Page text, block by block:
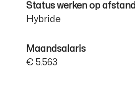
Status werken op afstand
Hybride
Maandsalaris
€ 5.563